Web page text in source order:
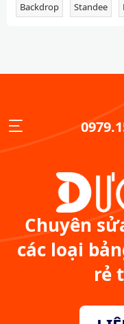
Backdrop Standee
Chuyên
các loại
rẻ